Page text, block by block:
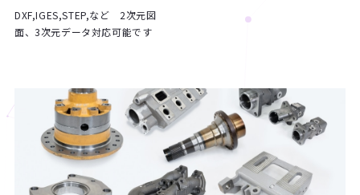
DXF,IGES,STEP,など 2次元図
面、3次元データ対応可能です